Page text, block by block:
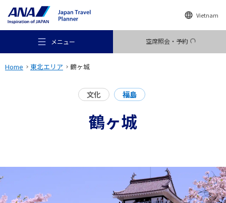
Vietnam
メニュー 空席照会・予約
行き先
Home 東北エリア 鶴ヶ城
文化 福島
鶴ヶ城